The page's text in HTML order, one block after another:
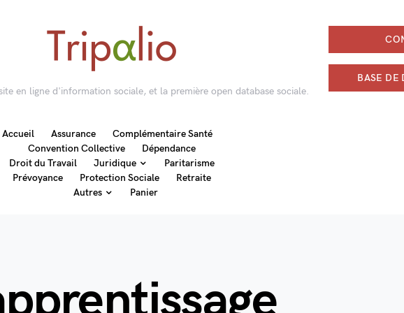
en ligne d'information sociale, et la première open database sociale.
BASE DE
Accueil Assurance
Complémentaire Santé
Convention Collective
Dépendance
Droit du Travail
Juridique
Paritarisme
Prévoyance
Protection Sociale
Retraite
Autres
Panier